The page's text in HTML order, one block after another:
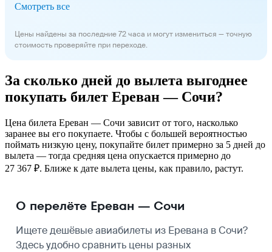
Смотреть все
Цены найдены за последние 72 часа и могут измениться — точную
стоимость проверяйте при переходе.
За сколько дней до вылета выгоднее
покупать билет Ереван — Сочи?
Цена билета Ереван — Сочи зависит от того, насколько
заранее вы его покупаете. Чтобы с большей вероятностью
поймать низкую цену, покупайте билет примерно за 5 дней до
вылета — тогда средняя цена опускается примерно до
27 367 ₽. Ближе к дате вылета цены, как правило, растут.
О перелёте Ереван — Сочи
Ищете дешёвые авиабилеты из Еревана в Сочи?
Здесь удобно сравнить цены разных